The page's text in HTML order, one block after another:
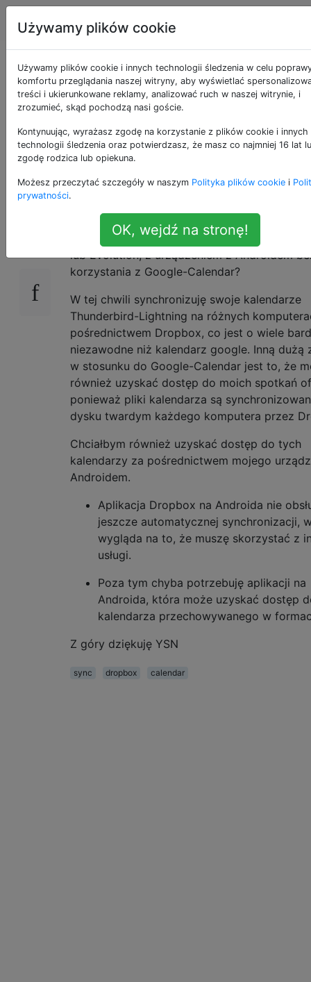
Android Tagi
Jak zsynchronizować
kalendarz z
Androidem bez
Google?
Czy istnieje sposób na synchronizację
kalendarza Ubuntu, takiej jak Thunderbird
lub Evolution, z urządzeniem z Androidem
korzystania z Google-Calendar?
W tej chwili synchronizuję swoje kalendarze
Thunderbird-Lightning na różnych
pośrednictwem Dropbox, co jest o wiele
niezawodne niż kalendarz google. Inną dużą
w stosunku do Google-Calendar jest to, że
również uzyskać dostęp do moich spotkań
ponieważ pliki kalendarza są
dysku twardym każdego komputera przez
Chciałbym również uzyskać dostęp do tych
kalendarzy za pośrednictwem mojego
Androidem.
Aplikacja Dropbox na Androida nie
jeszcze automatycznej synchronizacji,
wygląda na to, że muszę skorzystać z
usługi.
Poza tym chyba potrzebuję aplikacji na
Androida, która może uzyskać dostęp
kalendarza przechowywanego w
Z góry dziękuję YSN
sync dropbox calendar
Używamy plików cookie
Używamy plików cookie i innych technologii śledzenia w celu
komfortu przeglądania naszej witryny, aby wyświetlać
treści i ukierunkowane reklamy, analizować ruch w naszej witrynie, i
zrozumieć, skąd pochodzą nasi goście.
Kontynuując, wyrażasz zgodę na korzystanie z plików cookie i innych
technologii śledzenia oraz potwierdzasz, że masz co najmniej 16 lat
zgodę rodzica lub opiekuna.
Możesz przeczytać szczegóły w naszym Polityka plików cookie i
prywatności.
OK, wejdź na stronę!